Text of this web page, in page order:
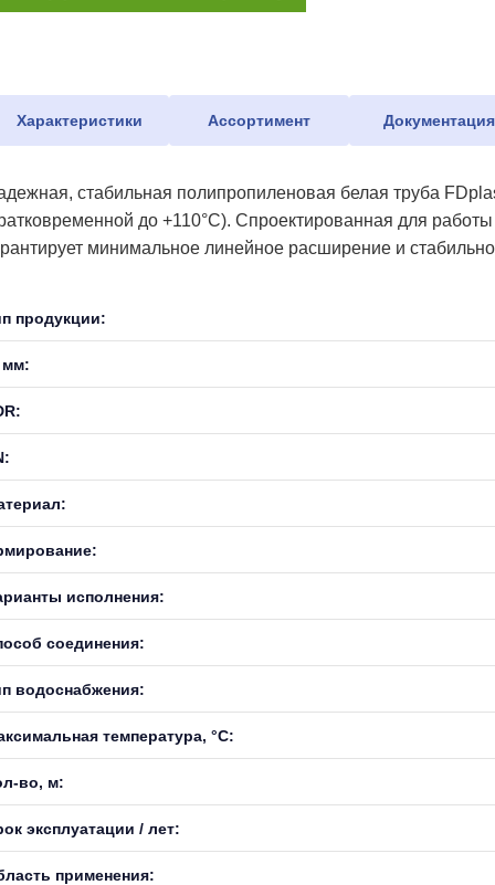
Характеристики Ассортимент Документация
стабильная полипропиленовая белая труба
до +110°С). Спроектированная для
минимальное линейное расширение и
продукции:
мм:
исполнения:
соединения:
водоснабжения:
температура, °С:
во, м:
эксплуатации / лет:
применения: